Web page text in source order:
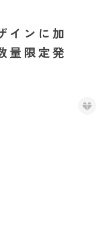
インに加
量限定発